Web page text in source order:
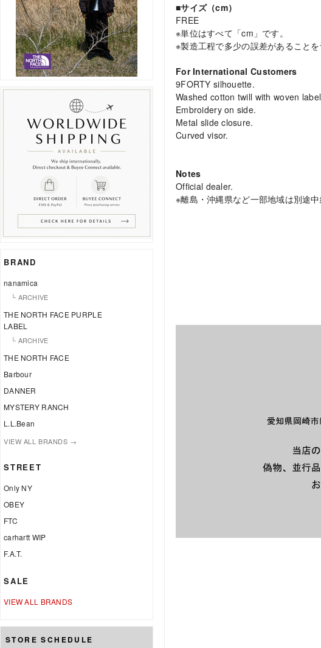
BRAND
nanamica
└ ARCHIVE
THE NORTH FACE PURPLE
LABEL
└ ARCHIVE
THE NORTH FACE
Barbour
DANNER
MYSTERY RANCH
L.L.Bean
VIEW ALL BRANDS →
STREET
Only NY
OBEY
FTC
carhartt WIP
F.A.T.
SALE
VIEW ALL BRANDS
STORE SCHEDULE
■サイズ（cm）
FREE
※単位はすべて「cm」です。
※製造工程で多少の誤差があることを
For International Customers
9FORTY silhouette.
Washed cotton twill with woven
Embroidery on side.
Metal slide closure.
Curved visor.
Notes
Official dealer.
※離島・沖縄県など一部地域は別途